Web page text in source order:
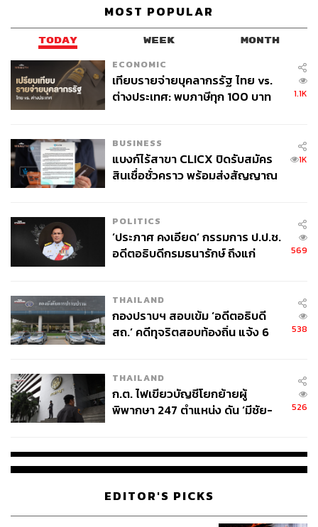
MOST POPULAR
TODAY WEEK MONTH
ECONOMIC
เทียบรายจ่ายบุคลากรรัฐ ไทย vs.
ต่างประเทศ: พบภาษีทุก 100 บาท
1.1K
BUSINESS
แบงก์ไร้สาขา CLICX ปิดรับสมัคร
สินเชื่อชั่วคราว พร้อมส่งสัญญาณ
1K
POLITICS
‘ประภาศ คงเอียด’ กรรมการ ป.ป.ช.
อดีตอธิบดีกรมธนารักษ์ ถึงแก่
569
THAILAND
กองปราบฯ สอบเข้ม ‘อดีตอธิบดี
สถ.’ คดีทุจริตสอบท้องถิ่น แจ้ง 6
538
THAILAND
ก.ต. ไฟเขียวบัญชีโยกย้ายผู้
พิพากษา 247 ตำแหน่ง ดัน ‘มีชัย-
526
EDITOR'S PICKS